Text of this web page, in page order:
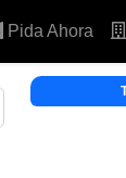
Pida Ahora